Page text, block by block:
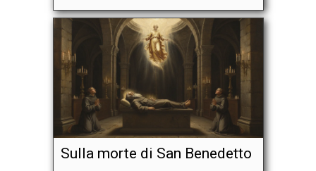
Sulla morte di San Benedetto